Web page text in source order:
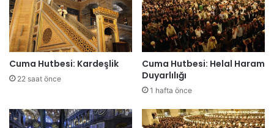
s
i
n
i
g
r
i
Cuma Hutbesi: Kardeşlik
22 saat önce
Cuma Hutbesi: Helal Haram
Duyarlılığı
1 hafta önce